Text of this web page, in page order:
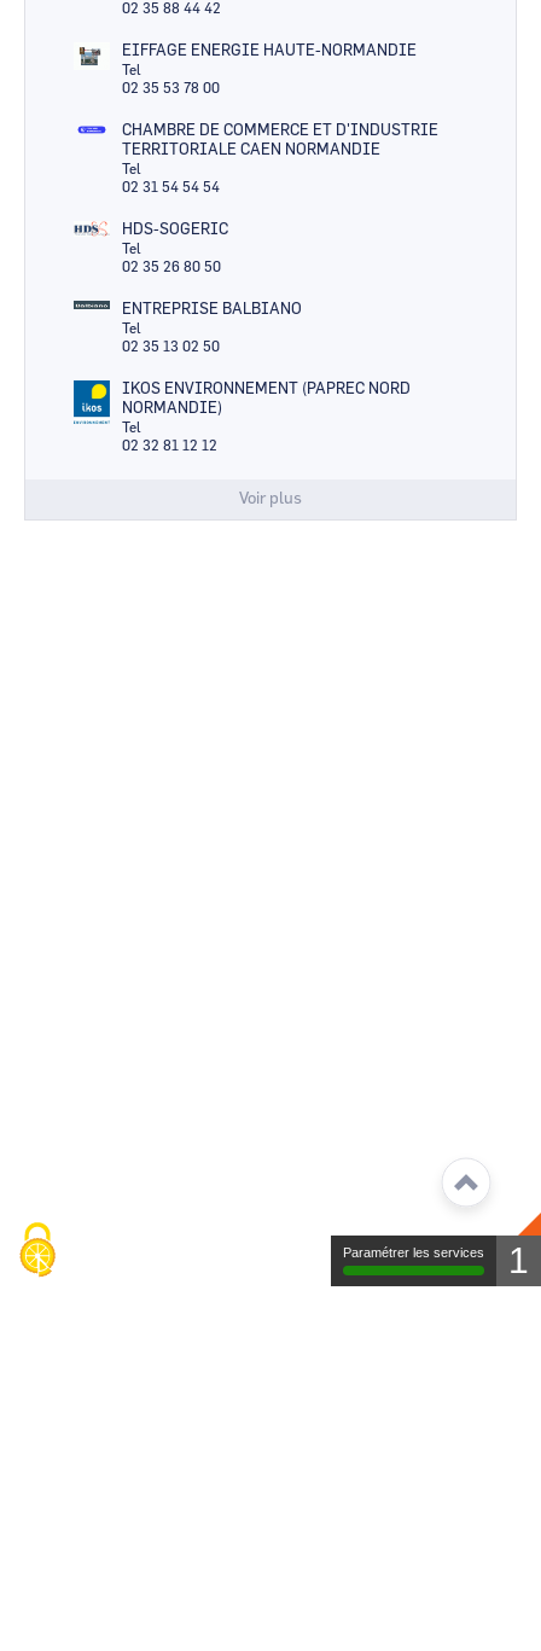
02 35 88 44 42
EIFFAGE ENERGIE HAUTE-NORMANDIE
Tel
02 35 53 78 00
CHAMBRE DE COMMERCE ET D'INDUSTRIE
TERRITORIALE CAEN NORMANDIE
Tel
02 31 54 54 54
HDS-SOGERIC
Tel
02 35 26 80 50
ENTREPRISE BALBIANO
Tel
02 35 13 02 50
IKOS ENVIRONNEMENT (PAPREC NORD
NORMANDIE)
Tel
02 32 81 12 12
Voir plus
Paramétrer les services 1